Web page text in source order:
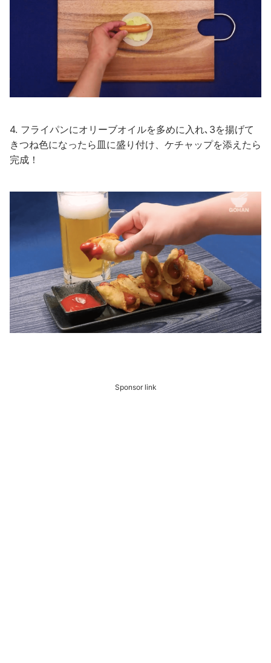
4. フライパンにオリーブオイルを多めに入れ､3を揚げて
きつね色になったら皿に盛り付け、ケチャップを添えたら
完成！
Sponsor link